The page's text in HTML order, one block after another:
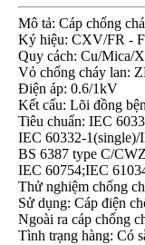
Mô tả: Cáp chống
Ký hiệu: CXV/FR -
Quy cách: Cu/Mica/
Vỏ chống cháy lan:
Điện áp: 0.6/1kV
Kết cấu: Lõi đồng
Tiêu chuẩn: IEC
IEC 60332-
BS 6387 type C/
IEC 60754;IEC
Thử nghiệm chống
Sử dụng: Cáp điện
Ngoài ra cáp chống
Tình trạng hàng: Có